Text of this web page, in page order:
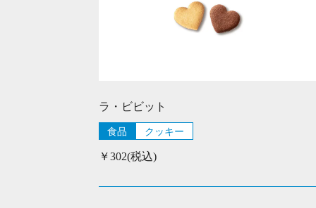
ラ・ビビット
食品 クッキー
￥302(税込)